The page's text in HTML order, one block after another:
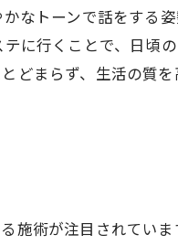
なトーンで話をする
に行くことで、日頃
どまらず、生活の質
施術が注目されていま